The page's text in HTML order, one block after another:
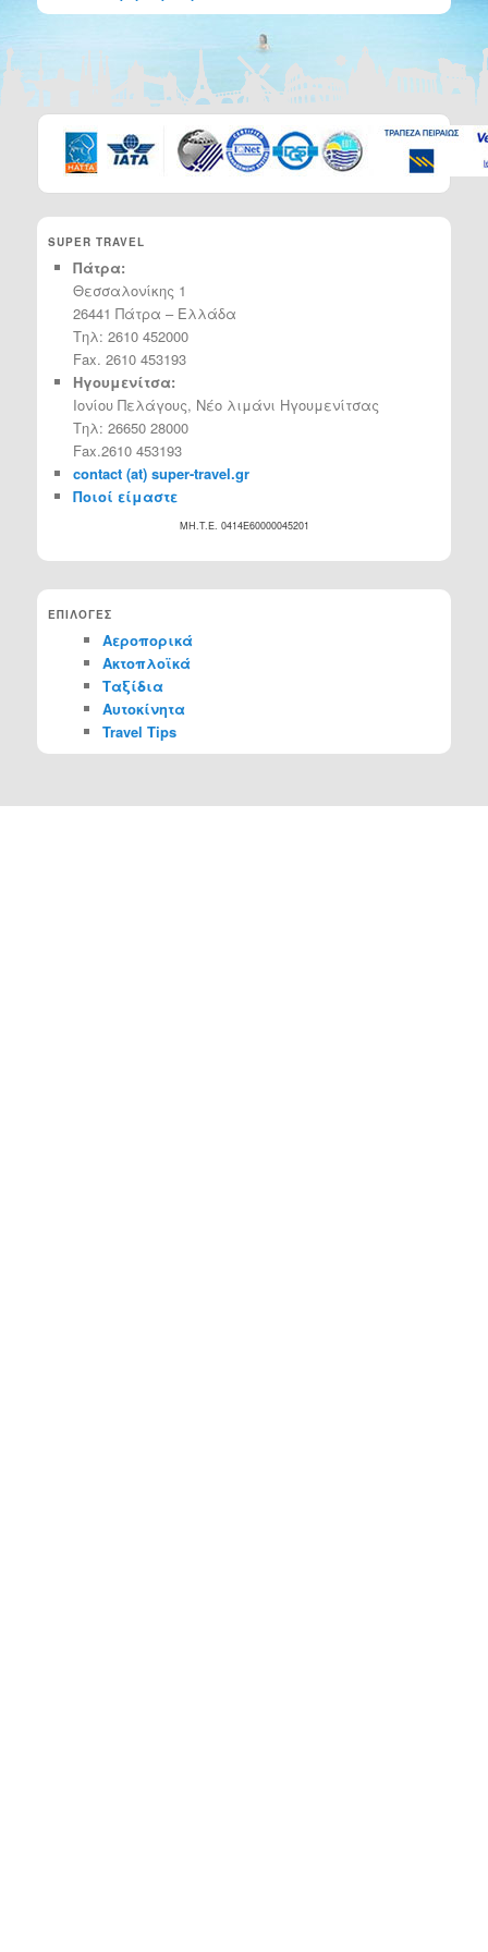
SUPER TRAVEL
Πάτρα:
Θεσσαλονίκης 1
26441 Πάτρα – Ελλάδα
Τηλ: 2610 452000
Fax. 2610 453193
Ηγουμενίτσα:
Ιονίου Πελάγους, Νέο λιμάνι Ηγουμενίτσας
Τηλ: 26650 28000
Fax.2610 453193
contact (at) super-travel.gr
Ποιοί είμαστε
MH.T.E. 0414Ε60000045201
ΕΠΙΛΟΓΕΣ
Αεροπορικά
Ακτοπλοϊκά
Ταξίδια
Αυτοκίνητα
Travel Tips